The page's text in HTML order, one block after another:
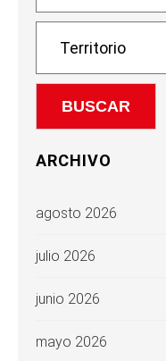
ARCHIVO
agosto 2026
julio 2026
junio 2026
mayo 2026